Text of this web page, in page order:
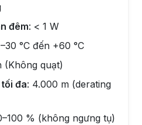
đêm: < 1 W
°C đến +60 °C
(Không quạt)
đa: 4.000 m (derating
% (không ngưng tụ)